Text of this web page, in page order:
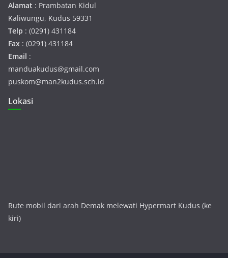
Alamat : Prambatan Kidul
Kaliwungu, Kudus 59331
Telp : (0291) 431184
Fax : (0291) 431184
Email :
manduakudus@gmail.com
puskom@man2kudus.sch.id
Lokasi
Rute mobil dari arah Demak melewati Hypermart Kudus (ke
kiri)